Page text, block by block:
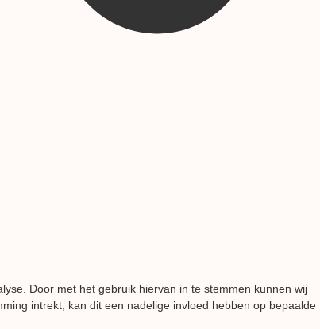
Door met het gebruik hiervan in te stemmen kunnen wij
intrekt, kan dit een nadelige invloed hebben op bepaalde